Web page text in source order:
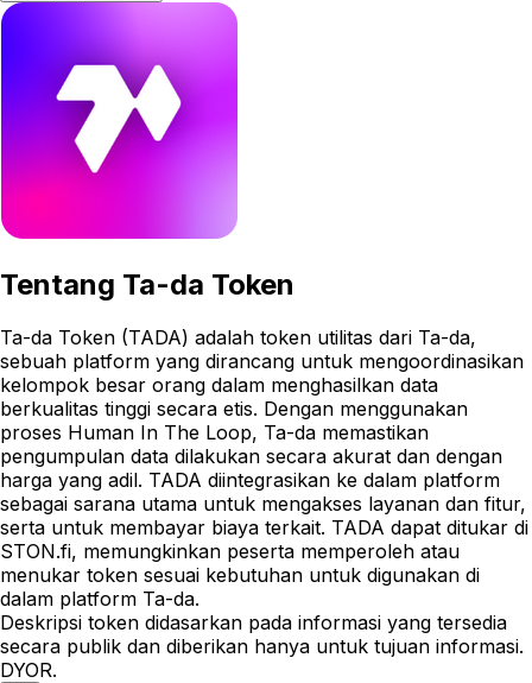
Tentang Ta-da Token
Ta-da Token (TADA) adalah token utilitas dari Ta-da,
sebuah platform yang dirancang untuk mengoordinasikan
kelompok besar orang dalam menghasilkan data
berkualitas tinggi secara etis. Dengan menggunakan
proses Human In The Loop, Ta-da memastikan
pengumpulan data dilakukan secara akurat dan dengan
harga yang adil. TADA diintegrasikan ke dalam platform
sebagai sarana utama untuk mengakses layanan dan fitur,
serta untuk membayar biaya terkait. TADA dapat ditukar di
STON.fi, memungkinkan peserta memperoleh atau
menukar token sesuai kebutuhan untuk digunakan di
dalam platform Ta-da.
Deskripsi token didasarkan pada informasi yang tersedia
secara publik dan diberikan hanya untuk tujuan informasi.
DYOR.